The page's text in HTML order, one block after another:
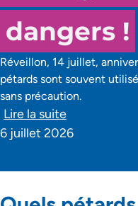
dangers !
Réveillon, 14 juillet,
pétards sont souvent
sans précaution.
Lire la suite
6 juillet 2026